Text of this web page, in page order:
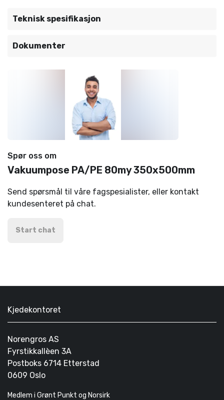
Teknisk spesifikasjon
Dokumenter
Spør oss om
Vakuumpose PA/PE 80my 350x500mm
Send spørsmål til våre fagspesialister, eller kontakt
kundesenteret på chat.
Start chat
Kjedekontoret
Norengros AS
Fyrstikkallèen 3A
Postboks 6714 Etterstad
0609 Oslo
Medlem i Grønt Punkt og Norsirk